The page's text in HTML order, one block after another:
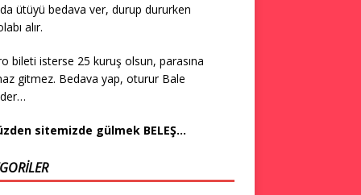
ütüyü bedava ver, durup dururken
alır.
bileti isterse 25 kuruş olsun, parasına
gitmez. Bedava yap, oturur Bale
sitemizde gülmek BELEŞ…